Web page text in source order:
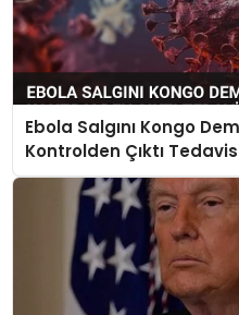
Ebola Salgını Kongo
Kontrolden Çıktı